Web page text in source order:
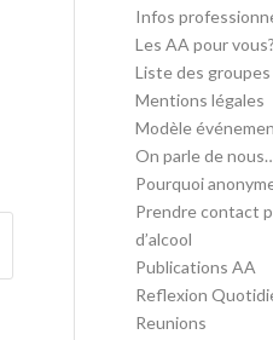
Infos
Les AA pour vous?
Liste des groupes
Mentions légales
Modèle
On parle de
Pourquoi
Prendre contact
d’alcool
Publications AA
Reflexion
Reunions